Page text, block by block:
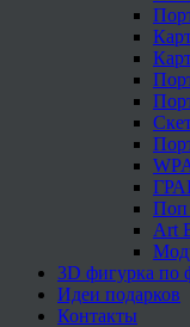
Поп
Art
3D фигурка по
Идеи подарков
Контакты